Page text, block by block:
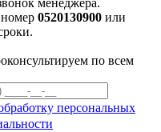
0520130900 или
по всем
персональных